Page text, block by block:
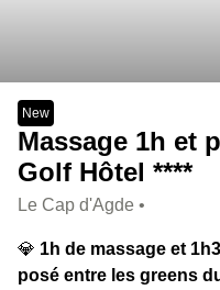
New
Massage 1h et
Golf Hôtel ****
Le Cap d'Agde •
💎 1h de massage et
posé entre les greens